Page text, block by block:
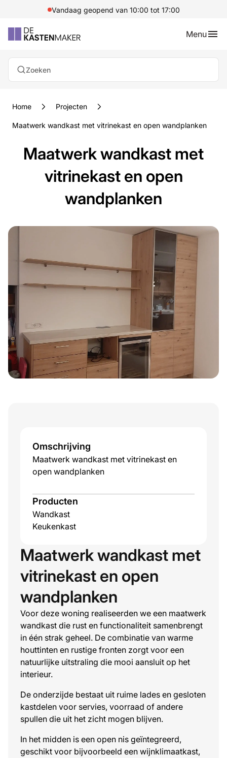
Vandaag geopend van 10:00 tot 17:00
Menu
Zoeken
Home Projecten
Maatwerk wandkast met vitrinekast en open wandplanken
Maatwerk wandkast met
vitrinekast en open
wandplanken
Omschrijving
Maatwerk wandkast met vitrinekast en
open wandplanken
Producten
Wandkast
Keukenkast
Maatwerk wandkast met
vitrinekast en open
wandplanken
Voor deze woning realiseerden we een maatwerk
wandkast die rust en functionaliteit samenbrengt
in één strak geheel. De combinatie van warme
houttinten en rustige fronten zorgt voor een
natuurlijke uitstraling die mooi aansluit op het
interieur.
De onderzijde bestaat uit ruime lades en gesloten
kastdelen voor servies, voorraad of andere
spullen die uit het zicht mogen blijven.
In het midden is een open nis geïntegreerd,
geschikt voor bijvoorbeeld een wijnklimaatkast,